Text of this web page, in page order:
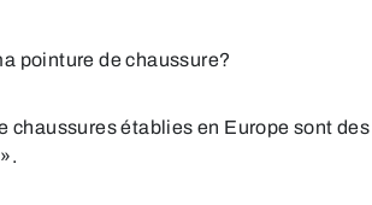
pointure de chaussure?
chaussures établies en Europe sont